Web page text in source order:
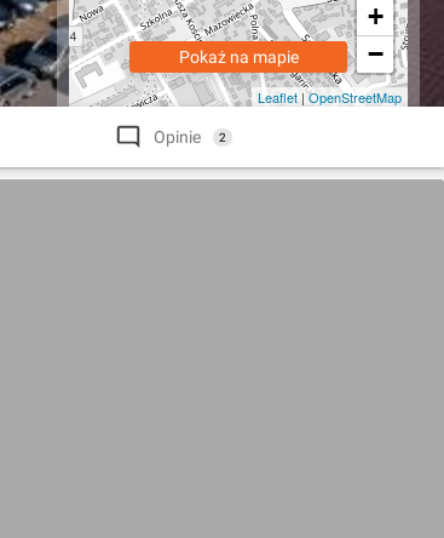
+
−
Leaflet |OpenStreetMap
Pokaż na mapie
Opinie 2